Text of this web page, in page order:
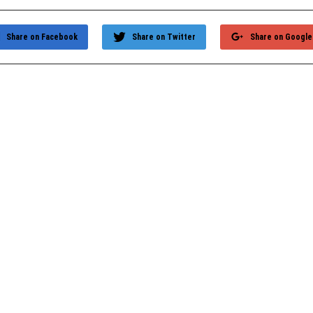
Share on
Share on Twitter
Share on Facebook